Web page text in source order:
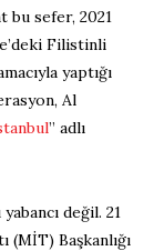
bu sefer, 2021
Filistinli
yaptığı
Al
” adlı
değil. 21
Başkanlığı